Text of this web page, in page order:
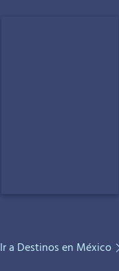
Ir a Destinos en México